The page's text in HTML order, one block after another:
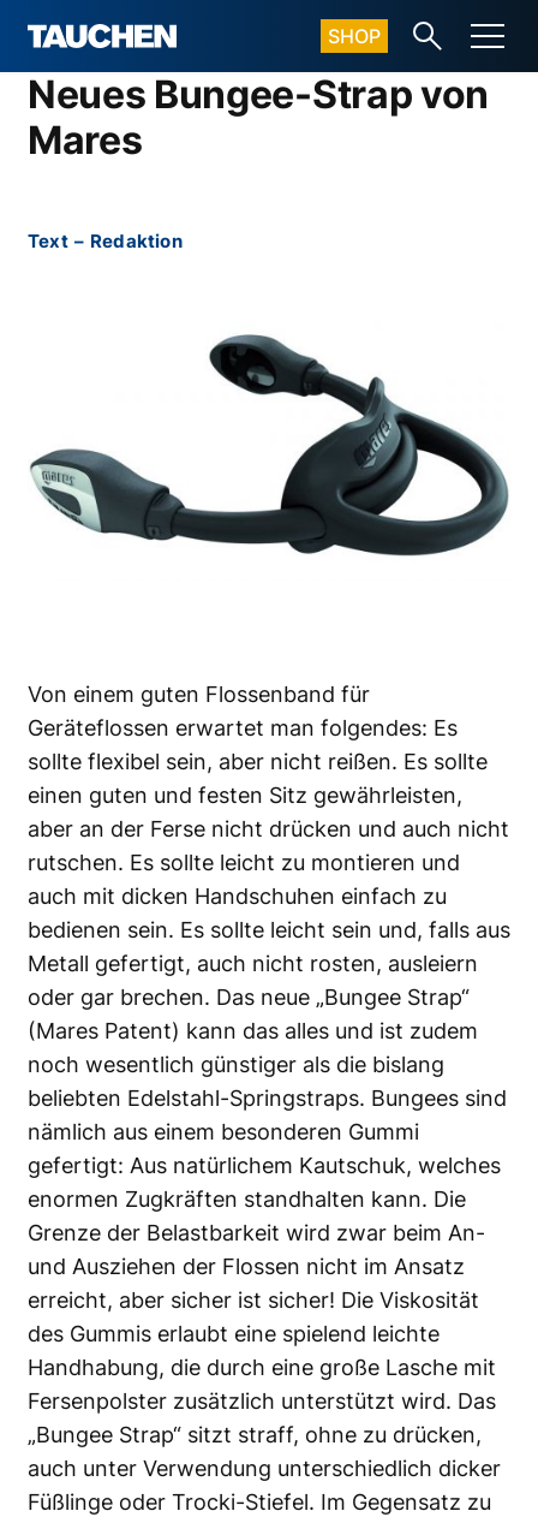
SHOP
Neues Bungee-Strap von
Mares
Text – Redaktion
Von einem guten Flossenband für
Geräteflossen erwartet man folgendes: Es
sollte flexibel sein, aber nicht reißen. Es sollte
einen guten und festen Sitz gewährleisten,
aber an der Ferse nicht drücken und auch nicht
rutschen. Es sollte leicht zu montieren und
auch mit dicken Handschuhen einfach zu
bedienen sein. Es sollte leicht sein und, falls aus
Metall gefertigt, auch nicht rosten, ausleiern
oder gar brechen. Das neue „Bungee Strap“
(Mares Patent) kann das alles und ist zudem
noch wesentlich günstiger als die bislang
beliebten Edelstahl-Springstraps. Bungees sind
nämlich aus einem besonderen Gummi
gefertigt: Aus natürlichem Kautschuk, welches
enormen Zugkräften standhalten kann. Die
Grenze der Belastbarkeit wird zwar beim An-
und Ausziehen der Flossen nicht im Ansatz
erreicht, aber sicher ist sicher! Die Viskosität
des Gummis erlaubt eine spielend leichte
Handhabung, die durch eine große Lasche mit
Fersenpolster zusätzlich unterstützt wird. Das
„Bungee Strap“ sitzt straff, ohne zu drücken,
auch unter Verwendung unterschiedlich dicker
Füßlinge oder Trocki-Stiefel. Im Gegensatz zu